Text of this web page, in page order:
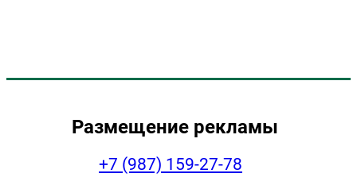
Размещение рекламы
+7 (987) 159-27-78